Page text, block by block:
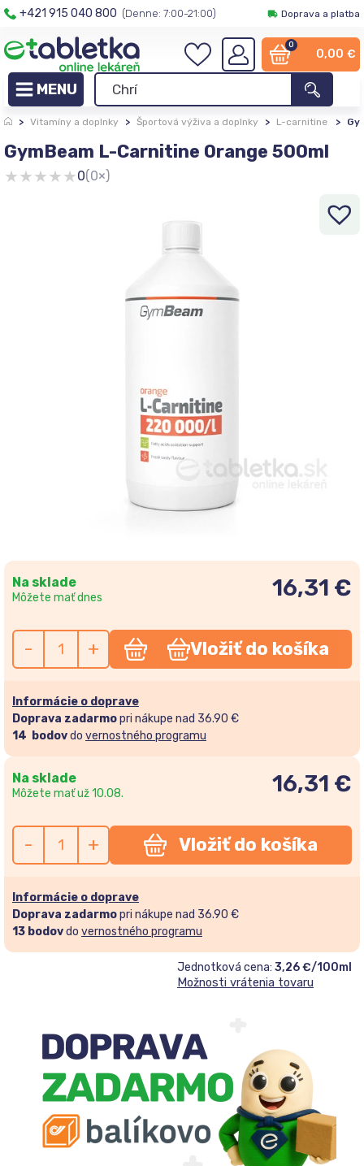
+421 915 040 800 (Denne: 7:00-21:00) Doprava a platba
0
0,00 €
> Vitamíny a doplnky > Športová výživa a doplnky > L-carnitine >
GymBeam L-Carnitine Orange 500ml
★★★★★0(0×)
Na sklade
Môžete mať dnes 16,31 €
- + Vložiť do košíka
Informácie o doprave
Doprava zadarmopri nákupe nad 36.90 €
14 bodovdo vernostného programu
Na sklade
Môžete mať už 10.08. 16,31 €
- + Vložiť do košíka
Informácie o doprave
Doprava zadarmopri nákupe nad 36.90 €
13 bodovdo vernostného programu
Jednotková cena: 3,26 €/100ml
Možnosti vrátenia tovaru